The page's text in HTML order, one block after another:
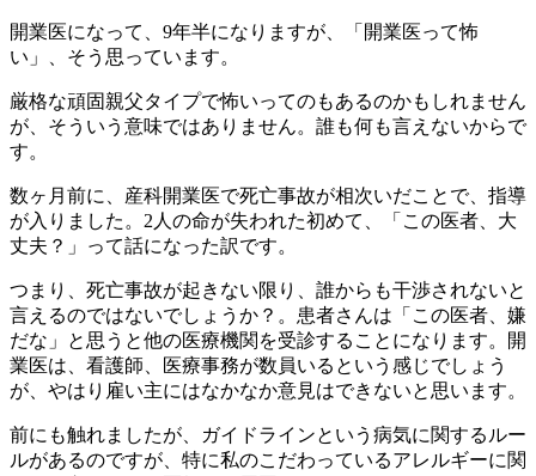
開業医になって、9年半になりますが、「開業医って怖
い」、そう思っています。
厳格な頑固親父タイプで怖いってのもあるのかもしれません
が、そういう意味ではありません。誰も何も言えないからで
す。
数ヶ月前に、産科開業医で死亡事故が相次いだことで、指導
が入りました。2人の命が失われた初めて、「この医者、大
丈夫？」って話になった訳です。
つまり、死亡事故が起きない限り、誰からも干渉されないと
言えるのではないでしょうか？。患者さんは「この医者、嫌
だな」と思うと他の医療機関を受診することになります。開
業医は、看護師、医療事務が数員いるという感じでしょう
が、やはり雇い主にはなかなか意見はできないと思います。
前にも触れましたが、ガイドラインという病気に関するルー
ルがあるのですが、特に私のこだわっているアレルギーに関